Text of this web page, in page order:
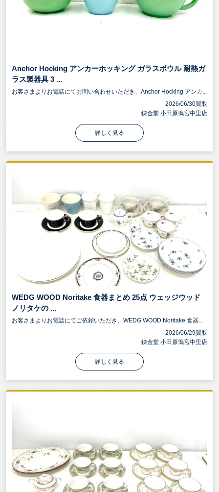
Anchor Hocking アンカーホッキング ガラスボウル 耐熱ガ
ラス製器具 3 ...
お客さまよりお電話にてお問い合わせいただき、Anchor Hocking アンカ...
2026/06/30買取
錬金堂 小田原鴨宮中里店
詳しく見る
WEDG WOOD Noritake 食器まとめ 25点 ウェッジウッド
ノリタケの ...
お客さまよりお電話にてご依頼いただき、WEDG WOOD Noritake 食器...
2026/06/29買取
錬金堂 小田原鴨宮中里店
詳しく見る